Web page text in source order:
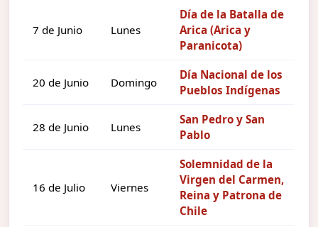
7 de Junio Lunes
Día de la Batalla de
Arica (Arica y
Paranicota)
20 de Junio Domingo
Día Nacional de los
Pueblos Indígenas
28 de Junio Lunes
San Pedro y San
Pablo
16 de Julio Viernes
Solemnidad de la
Virgen del Carmen,
Reina y Patrona de
Chile